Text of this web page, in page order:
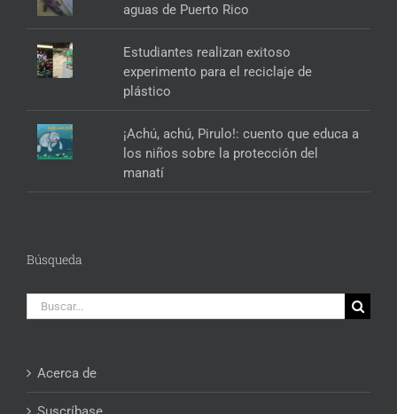
aguas de Puerto Rico
Estudiantes realizan exitoso
experimento para el reciclaje de
plástico
¡Achú, achú, Pirulo!: cuento que educa a
los niños sobre la protección del
manatí
Búsqueda
Buscar:
Acerca de